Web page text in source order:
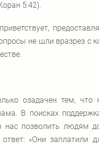
5:42).
не шли вразрез с
озадачен тем, что
В поисках
позволить людям
«Они заплатили